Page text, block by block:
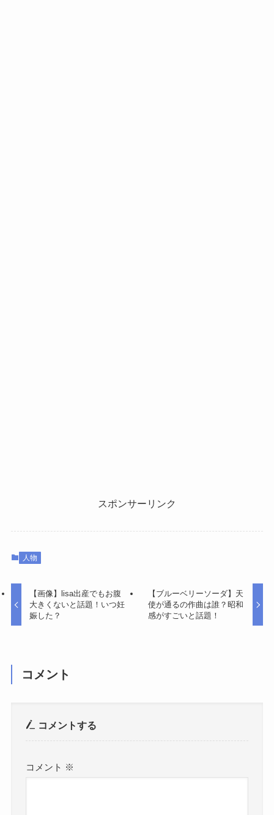
スポンサーリンク
人物
【画像】lisa出産でもお腹
大きくないと話題！いつ妊
娠した？
【ブルーベリーソーダ】天
使が通るの作曲は誰？昭和
感がすごいと話題！
コメント
コメントする
コメント ※